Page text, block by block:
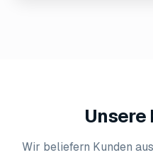
Unsere
Wir beliefern Kunden